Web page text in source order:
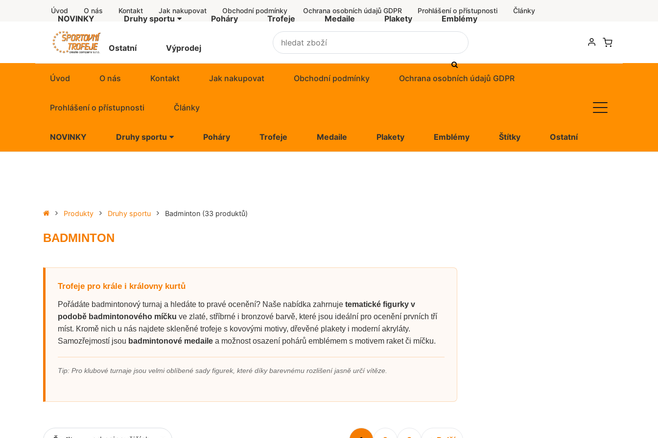
Úvod O nás Kontakt Jak nakupovat Obchodní podmínky Ochrana osobních údajů GDPR Prohlášení o přístupnosti Články
NOVINKY Druhy sportu
Další motivy
Baseball
Billiard
Bowling
Cyklistika
Florbal
Fotbal
Poháry Trofeje Medaile Plakety Emblémy
Štítky Ostatní Výprodej
Úvod O nás Kontakt Jak nakupovat Obchodní podmínky Ochrana osobních údajů GDPR
Prohlášení o přístupnosti Články
NOVINKY Druhy sportu
Atletika
Badminton
Basketbal
Billiard
Bojová umění
Poháry Trofeje Medaile Plakety Emblémy Štítky Ostatní
Produkty Druhy sportu Badminton (33 produktů)
BADMINTON
Trofeje pro krále i královny kurtů
Pořádáte badmintonový turnaj a hledáte to pravé ocenění? Naše nabídka zahrnuje tematické figurky v
podobě badmintonového míčku ve zlaté, stříbrné i bronzové barvě, které jsou ideální pro ocenění prvních tří
míst. Kromě nich u nás najdete skleněné trofeje s kovovými motivy, dřevěné plakety i moderní akryláty.
Samozřejmostí jsou badmintonové medaile a možnost osazení pohárů emblémem s motivem raket či míčku.
Tip: Pro klubové turnaje jsou velmi oblíbené sady figurek, které díky barevnému rozlišení jasně určí vítěze.